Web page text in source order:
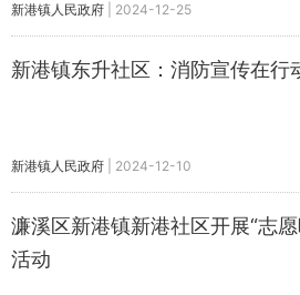
新港镇人民政府 2024-12-25
新港镇东升社区：消防宣传在行
新港镇人民政府 2024-12-10
濂溪区新港镇新港社区开展“志
活动